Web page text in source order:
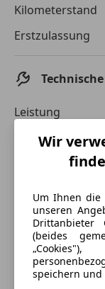
Effektivzinsatz
Sollzinssatz
Monatliche
von der von Ihnen
Kilometerstand
Erstzulassung
Leistung
Getriebe
Zylinder
Leergewicht
Wir
Um Ihnen die
unseren
Drittanbieter
(beides
speichern